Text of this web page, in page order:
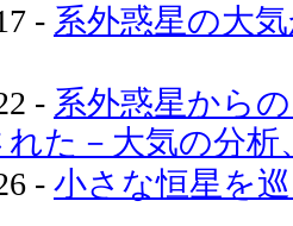
- 系外惑星の大
- 系外惑星から
れた－大気の分析
- 小さな恒星を